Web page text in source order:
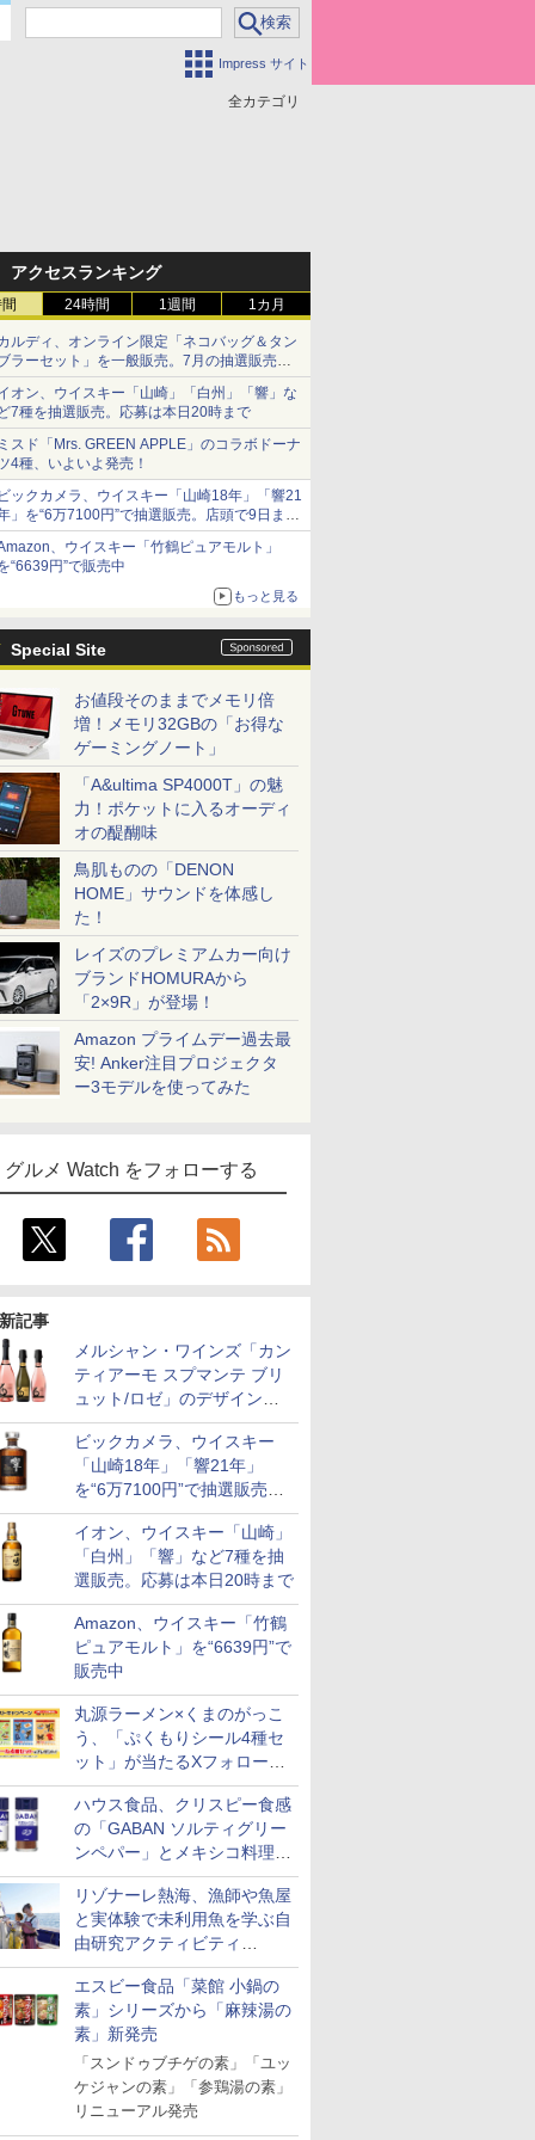
Impress サイト
全カテゴリ
アクセスランキング
24時間 1週間 1カ月
ルディ、オンライン限定「ネコバッグ＆タン
ラーセット」を一般販売。7月の抽選販売の
選無効分
オン、ウイスキー「山崎」「白州」「響」な
7種を抽選販売。応募は本日20時まで
スド「Mrs. GREEN APPLE」のコラボドーナ
4種、いよいよ発売！
ックカメラ、ウイスキー「山崎18年」「響21
」を“6万7100円”で抽選販売。店頭で9日まで
付
、ウイスキー「竹鶴ピュアモルト」
“6639円”で販売中
もっと見る
Special Site
お値段そのままでメモリ倍
増！メモリ32GBの「お得な
ゲーミングノート」
「A&ultima SP4000T」の魅
力！ポケットに入るオーディ
オの醍醐味
鳥肌ものの「DENON
HOME」サウンドを体感し
た！
レイズのプレミアムカー向け
ブランドHOMURAから
「2×9R」が登場！
Amazon プライムデー過去最
安! Anker注目プロジェクタ
ー3モデルを使ってみた
グルメ Watch をフォローする
記事
メルシャン・ワインズ「カン
ティアーモ スプマンテ ブリ
ュット/ロゼ」のデザインを
リニューアル。ハーフボトル
も登場
ビックカメラ、ウイスキー
「山崎18年」「響21年」
を“6万7100円”で抽選販売。
店頭で9日まで受付
イオン、ウイスキー「山崎」
「白州」「響」など7種を抽
選販売。応募は本日20時まで
Amazon、ウイスキー「竹鶴
ピュアモルト」を“6639円”で
販売中
丸源ラーメン×くまのがっこ
う、「ぷくもりシール4種セ
ット」が当たるXフォロー＆
リポストキャンペーン実施
ハウス食品、クリスピー食感
の「GABAN ソルティグリー
ンペパー」とメキシコ料理に
合う「GABAN チポトレペパ
ー」発売
リゾナーレ熱海、漁師や魚屋
と実体験で未利用魚を学ぶ自
由研究アクティビティ
「Fisherman's Academy」を
実施中
エスビー食品「菜館 小鍋の
素」シリーズから「麻辣湯の
素」新発売
「スンドゥブチゲの素」「ユッ
ケジャンの素」「参鶏湯の素」
リニューアル発売